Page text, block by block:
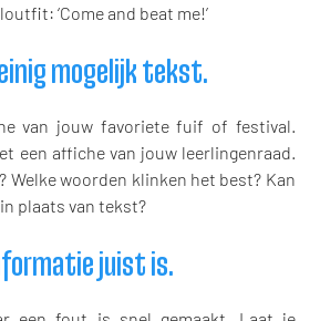
‘Come and beat me!’
mogelijk tekst.
van jouw favoriete fuif of festival.
een affiche van jouw leerlingenraad.
Welke woorden klinken het best? Kan
plaats van tekst?
juist is.